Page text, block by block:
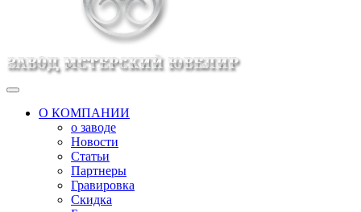
О КОМПАНИИ
о заводе
Новости
Статьи
Партнеры
Гравировка
Скидка